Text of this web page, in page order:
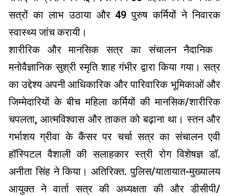
सत्रों का लाभ उठाया और 49 पुरुष कर्मियों ने निवारक
स्वास्थ्य जांच करायी।
शारीरिक और मानसिक सत्र का संचालन नैदानिक ​​
मनोवैज्ञानिक सुश्री स्मृति शाह गंभीर द्वारा किया गया। सत्र
का उद्देश्य अपनी आधिकारिक और पारिवारिक भूमिकाओं और
जिम्मेदारियों के बीच महिला कर्मियों की मानसिक/शारीरिक
चपलता, आत्मविश्वास और ताकत को बढ़ाना था। स्तन और
गर्भाशय ग्रीवा के कैंसर पर चर्चा सत्र का संचालन एवी
हॉस्पिटल वैशाली की सलाहकार स्त्री रोग विशेषज्ञ डॉ.
अनीता सिंह ने किया। अतिरिक्त. पुलिस/यातायात-मुख्यालय
आयुक्त ने वार्ता सत्र की अध्यक्षता की और डीसीपी/